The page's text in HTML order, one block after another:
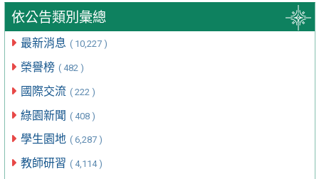
依公告類別彙總
最新消息 ( 10,227 )
榮譽榜 ( 482 )
國際交流 ( 222 )
綠園新聞 ( 408 )
學生園地 ( 6,287 )
教師研習 ( 4,114 )